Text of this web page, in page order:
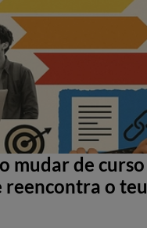
mudar de curso
reencontra o teu